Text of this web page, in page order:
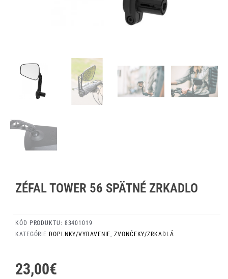
ZÉFAL TOWER 56 SPÄTNÉ ZRKADLO
KÓD PRODUKTU: 83401019
KATEGÓRIE DOPLNKY/VYBAVENIE,ZVONČEKY/ZRKADLÁ
23,00€